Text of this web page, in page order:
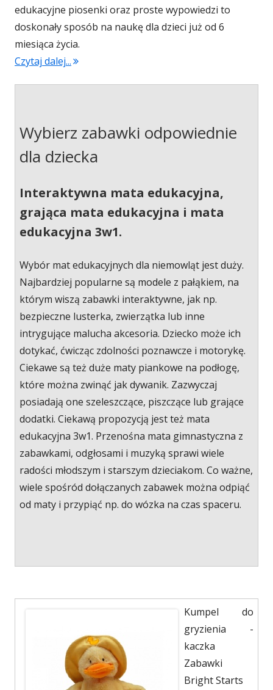
edukacyjne piosenki oraz proste wypowiedzi to
doskonały sposób na naukę dla dzieci już od 6
miesiąca życia.
Czytaj dalej..."Fisher-Price Edukacyjny Stolik Malucha"
Wybierz zabawki odpowiednie
dla dziecka
Interaktywna mata edukacyjna,
grająca mata edukacyjna i mata
edukacyjna 3w1.
Wybór mat edukacyjnych dla niemowląt jest duży.
Najbardziej popularne są modele z pałąkiem, na
którym wiszą zabawki interaktywne, jak np.
bezpieczne lusterka, zwierzątka lub inne
intrygujące malucha akcesoria. Dziecko może ich
dotykać, ćwicząc zdolności poznawcze i motorykę.
Ciekawe są też duże maty piankowe na podłogę,
które można zwinąć jak dywanik. Zazwyczaj
posiadają one szeleszczące, piszczące lub grające
dodatki. Ciekawą propozycją jest też mata
edukacyjna 3w1. Przenośna mata gimnastyczna z
zabawkami, odgłosami i muzyką sprawi wiele
radości młodszym i starszym dzieciakom. Co ważne,
wiele spośród dołączanych zabawek można odpiąć
od maty i przypiąć np. do wózka na czas spaceru.
Kumpel do
gryzienia -
kaczka
Zabawki
Bright Starts